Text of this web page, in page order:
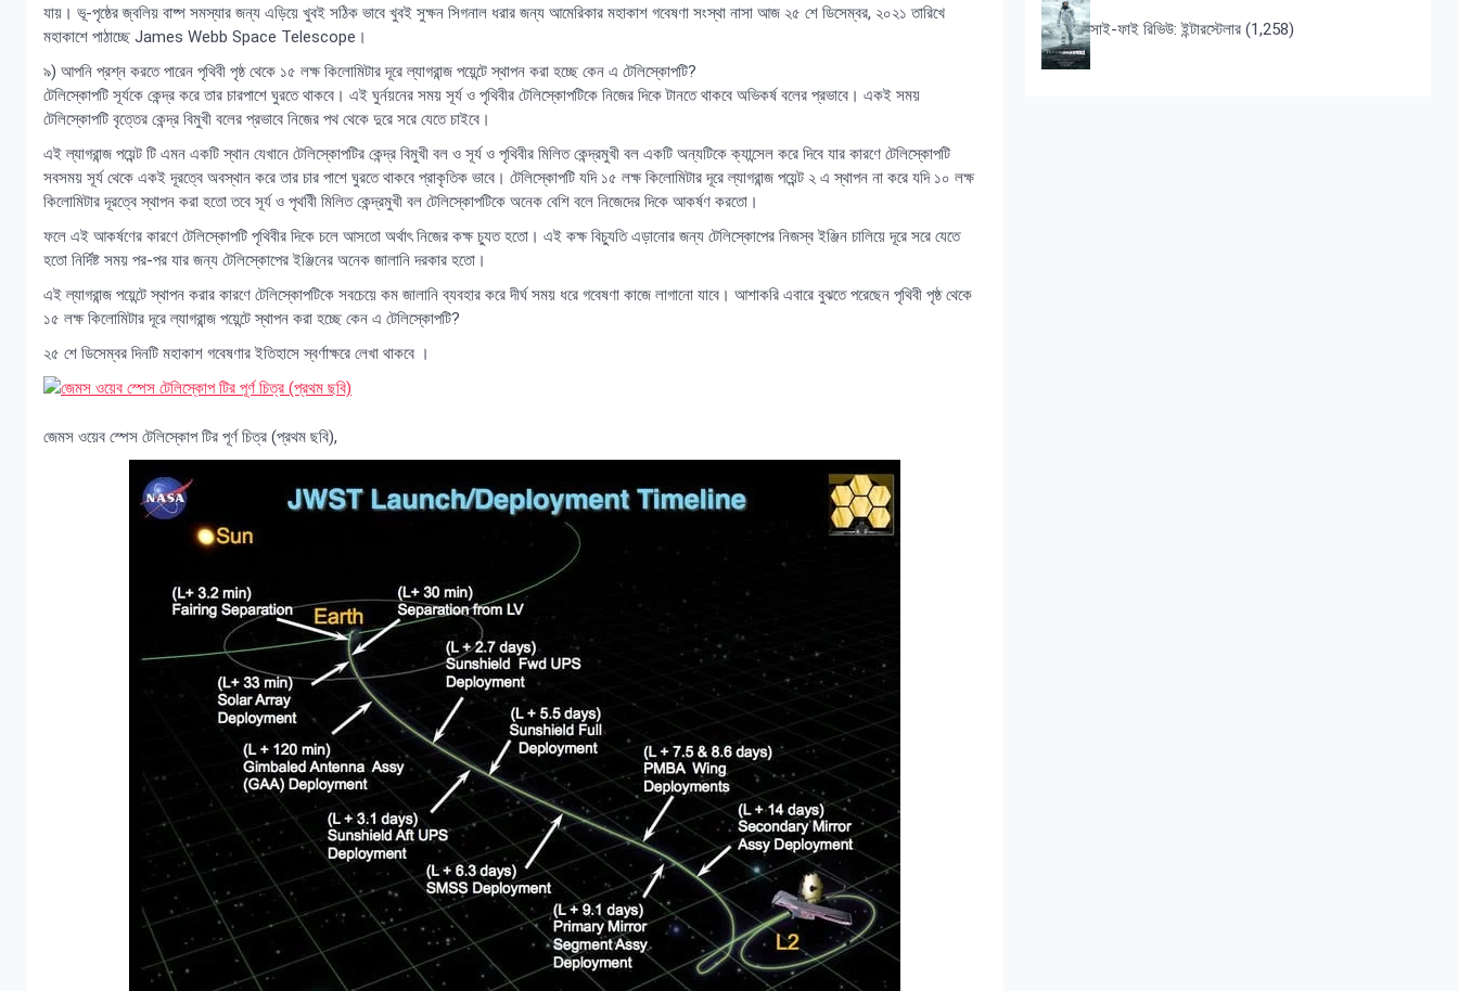
যায়। ভূ-পৃষ্ঠের জ্বলিয় বাষ্প সমস্যার জন্য এড়িয়ে খুবই সঠিক ভাবে খুবই সুক্ষন সিগনাল ধরার জন্য আমেরিকার মহাকাশ গবেষণা সংস্থা নাসা আজ ২৫ শে ডিসেম্বর, ২০২১ তারিখে
মহাকাশে পাঠাচ্ছে James Webb Space Telescope।
৯) আপনি প্রশ্ন করতে পারেন পৃথিবী পৃষ্ঠ থেকে ১৫ লক্ষ কিলোমিটার দূরে ল্যাগরান্জ পয়েন্টে স্থাপন করা হচ্ছে কেন এ টেলিস্কোপটি?
টেলিস্কোপটি সূর্যকে কেন্দ্র করে তার চারপাশে ঘুরতে থাকবে। এই ঘুর্নয়নের সময় সূর্য ও পৃথিবীর টেলিস্কোপটিকে নিজের দিকে টানতে থাকবে অভিকর্ষ বলের প্রভাবে। একই সময়
টেলিস্কোপটি বৃত্তের কেন্দ্র বিমুখী বলের প্রভাবে নিজের পথ থেকে দুরে সরে যেতে চাইবে।
এই ল্যাগরান্জ পয়েন্ট টি এমন একটি স্থান যেখানে টেলিস্কোপটির কেন্দ্র বিমুখী বল ও সূর্য ও পৃথিবীর মিলিত কেন্দ্রমুখী বল একটি অন্যটিকে ক্যান্সেল করে দিবে যার কারণে টেলিস্কোপটি
সবসময় সূর্য থেকে একই দূরত্বে অবস্থান করে তার চার পাশে ঘুরতে থাকবে প্রাকৃতিক ভাবে। টেলিস্কোপটি যদি ১৫ লক্ষ কিলোমিটার দূরে ল্যাগরান্জ পয়েন্ট ২ এ স্থাপন না করে যদি ১০ লক্ষ
কিলোমিটার দূরত্বে স্থাপন করা হতো তবে সূর্য ও পৃথবীি মিলিত কেন্দ্রমুখী বল টেলিস্কোপটিকে অনেক বেশি বলে নিজেদের দিকে আকর্ষণ করতো।
ফলে এই আকর্ষণের কারণে টেলিস্কোপটি পৃথিবীর দিকে চলে আসতো অর্থাৎ নিজের কক্ষ চ্যুত হতো। এই কক্ষ বিচ্যুতি এড়ানোর জন্য টেলিস্কোপের নিজস্ব ইঞ্জিন চালিয়ে দূরে সরে যেতে
হতো নির্দিষ্ট সময় পর-পর যার জন্য টেলিস্কোপের ইঞ্জিনের অনেক জালানি দরকার হতো।
এই ল্যাগরান্জ পয়েন্টে স্থাপন করার কারণে টেলিস্কোপটিকে সবচেয়ে কম জালানি ব্যবহার করে দীর্ঘ সময় ধরে গবেষণা কাজে লাগানো যাবে। আশাকরি এবারে বুঝতে পরেছেন পৃথিবী পৃষ্ঠ থেকে
১৫ লক্ষ কিলোমিটার দূরে ল্যাগরান্জ পয়েন্টে স্থাপন করা হচ্ছে কেন এ টেলিস্কোপটি?
২৫ শে ডিসেম্বর দিনটি মহাকাশ গবেষণার ইতিহাসে স্বর্ণাক্ষরে লেখা থাকবে ।
জেমস ওয়েব স্পেস টেলিস্কোপ টির পূর্ণ চিত্র (প্রথম ছবি),
সাই-ফাই রিভিউ: ইন্টারস্টেলার (1,258)